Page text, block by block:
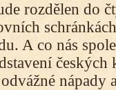
rozdělen do
A co nás
nápady